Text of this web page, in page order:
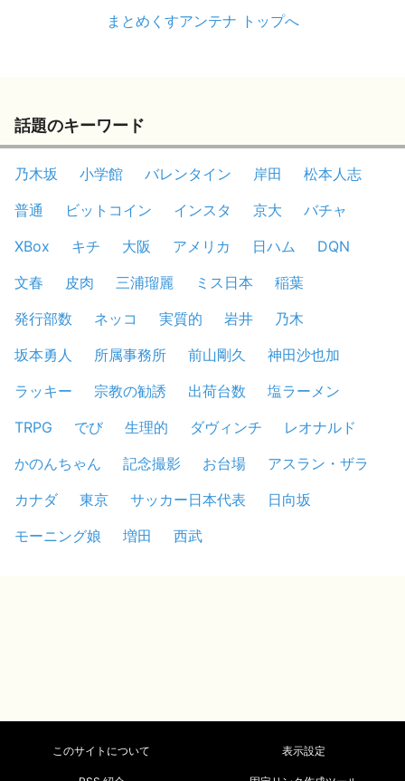
まとめくすアンテナ トップへ
話題のキーワード
乃木坂 小学館 バレンタイン 岸田
松本人志
普通
ビットコイン インスタ 京大
バチャ
XBox
キチ 大阪 アメリカ 日ハム
DQN
文春
皮肉 三浦瑠麗 ミス日本
稲葉
発行部数
ネッコ 実質的 岩井
乃木
坂本勇人
所属事務所 前山剛久
神田沙也加
ラッキー
宗教の勧誘 出荷台数
塩ラーメン
TRPG
でび 生理的 ダヴィンチ
レオナルド
かのんちゃん
記念撮影 お台場
アスラン・ザラ
カナダ
東京 サッカー日本代表
日向坂
モーニング娘
増田 西武
このサイトについて 表示設定